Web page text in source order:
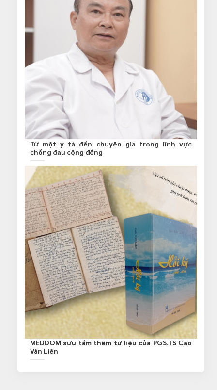
Từ một y tá đến chuyên gia trong lĩnh vực
chống đau cộng đồng
MEDDOM sưu tầm thêm tư liệu của PGS.TS Cao
Văn Liên